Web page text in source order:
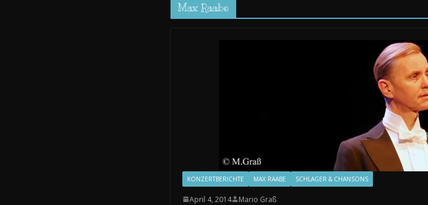
Max Raabe
KONZERTBERICHTE MAX RAABE SCHLAGER & CHANSONS
April 4, 2014 Mario Graß